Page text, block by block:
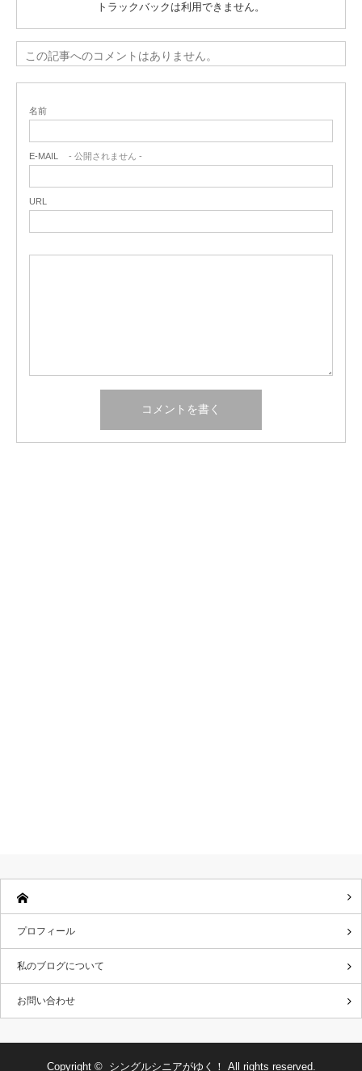
トラックバックは利用できません。
この記事へのコメントはありません。
名前
E-MAIL - 公開されません -
URL
プロフィール
私のブログについて
お問い合わせ
Copyright © シングルシニアがゆく！ All rights reserved.